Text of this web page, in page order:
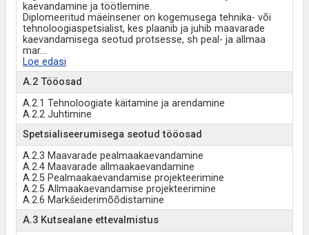
kaevandamine ja töötlemine.
Diplomeeritud mäeinsener on kogemusega tehnika- või
tehnoloogiaspetsialist, kes plaanib ja juhib maavarade
kaevandamisega seotud protsesse, sh peal- ja allmaa
mar...
Loe edasi
A.2 Tööosad
A.2.1 Tehnoloogiate käitamine ja arendamine
A.2.2 Juhtimine
Spetsialiseerumisega seotud tööosad
A.2.3 Maavarade pealmaakaevandamine
A.2.4 Maavarade allmaakaevandamine
A.2.5 Pealmaakaevandamise projekteerimine
A.2.5 Allmaakaevandamise projekteerimine
A.2.6 Markšeiderimõõdistamine
A.3 Kutsealane ettevalmistus